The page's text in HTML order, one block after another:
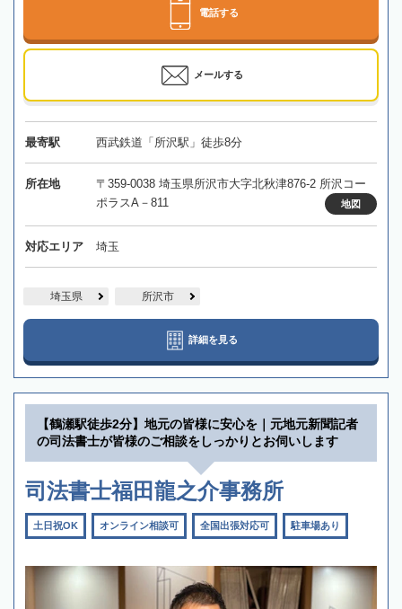
電話する
メールする
最寄駅 西武鉄道「所沢駅」徒歩8分
所在地
〒359-0038 埼玉県所沢市大字北秋津876-2 所沢コー
ポラスA－811
地図
対応エリア 埼玉
埼玉県 所沢市
詳細を見る
【鶴瀬駅徒歩2分】地元の皆様に安心を｜元地元新聞記者
の司法書士が皆様のご相談をしっかりとお伺いします
司法書士福田龍之介事務所
土日祝OK オンライン相談可 全国出張対応可 駐車場あり